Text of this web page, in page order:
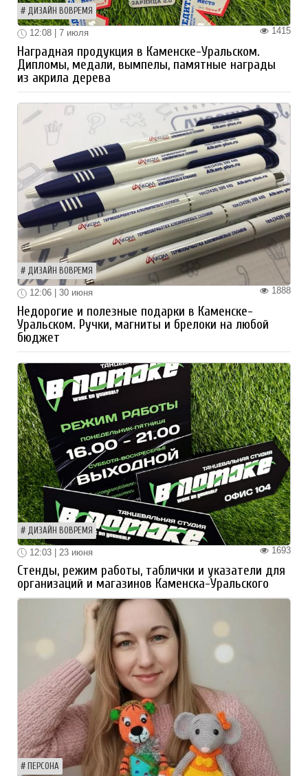
ДИЗАЙН ВОВРЕМЯ
1415
12:08 | 7 июля
Наградная продукция в Каменске-Уральском.
Дипломы, медали, вымпелы, памятные награды
из акрила дерева
ДИЗАЙН ВОВРЕМЯ
1888
12:06 | 30 июня
Недорогие и полезные подарки в Каменске-
Уральском. Ручки, магниты и брелоки на любой
бюджет
ДИЗАЙН ВОВРЕМЯ
1693
12:03 | 23 июня
Стенды, режим работы, таблички и указатели для
организаций и магазинов Каменска-Уральского
ПЕРСОНА